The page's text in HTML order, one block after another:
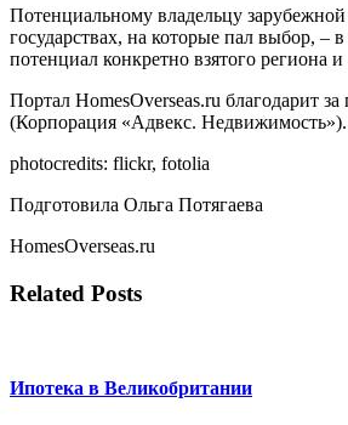
Потенциальному владельцу
государствах, на которые пал выбор, –
потенциал конкретно взятого региона
Портал HomesOverseas.ru благодарит
(Корпорация «Aдвекс. Недвижимость»).
photocredits: flickr, fotolia
Подготовила Ольга Потягаева
HomesOverseas.ru
Related Posts
Ипотека в Великобритании